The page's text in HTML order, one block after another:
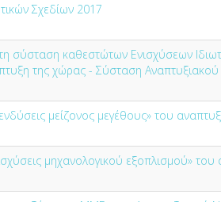
Σχεδίων 2017
σύσταση καθεστώτων Ενισχύσεων
της χώρας - Σύσταση
μείζονος μεγέθους» του
μηχανολογικού εξοπλισμού» του